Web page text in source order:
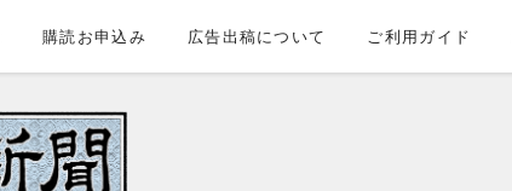
購読お申込み 広告出稿について ご利用ガイド